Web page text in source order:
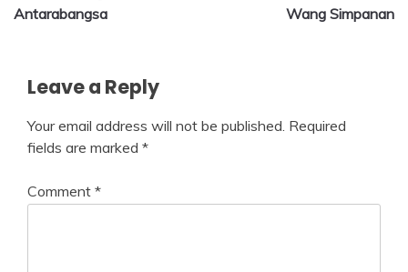
navigation
Antarabangsa
Wang Simpanan
Leave a Reply
Your email address will not be published. Required
fields are marked *
Comment *